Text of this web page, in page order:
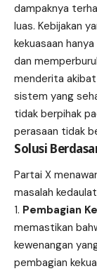
dampaknya
luas. Kebijakan
kekuasaan
dan
menderita akibat
sistem yang
tidak berpihak
perasaan tidak
Solusi
Partai X
masalah
Pembagian
memastikan
kewenangan
pembagian